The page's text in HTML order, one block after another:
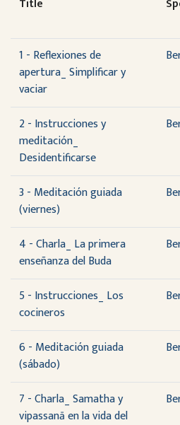
Title
1 - Reflexiones de
apertura_ Simplificar y
vaciar
2 - Instrucciones y
meditación_
Desidentificarse
3 - Meditación guiada
(viernes)
4 - Charla_ La primera
enseñanza del Buda
5 - Instrucciones_ Los
cocineros
6 - Meditación guiada
(sábado)
7 - Charla_ Samatha y
vipassanā en la vida del